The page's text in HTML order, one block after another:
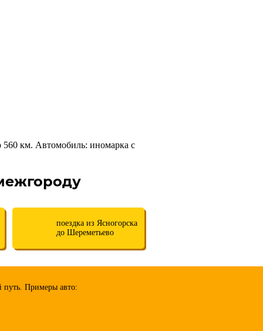
км. Автомобиль: иномарка с
поездка из Ясногорска
до Шереметьево
путь. Примеры авто: